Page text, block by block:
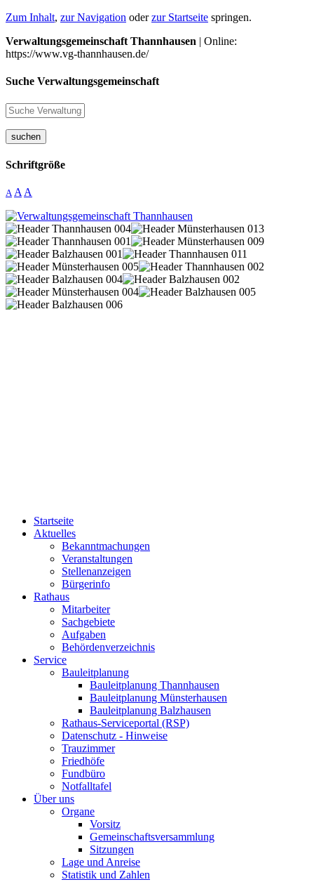
Zum Inhalt, zur Navigation oderzur Startseite springen.
Verwaltungsgemeinschaft Thannhausen | Online:
https://www.vg-thannhausen.de/
Suche Verwaltungsgemeinschaft
suchen
Schriftgröße
A A A
Startseite
Aktuelles
Bekanntmachungen
Veranstaltungen
Stellenanzeigen
Bürgerinfo
Rathaus
Mitarbeiter
Sachgebiete
Aufgaben
Behördenverzeichnis
Service
Bauleitplanung
Bauleitplanung Thannhausen
Bauleitplanung Münsterhausen
Bauleitplanung Balzhausen
Rathaus-Serviceportal (RSP)
Datenschutz - Hinweise
Trauzimmer
Friedhöfe
Fundbüro
Notfalltafel
Über uns
Organe
Vorsitz
Gemeinschaftsversammlung
Sitzungen
Lage und Anreise
Statistik und Zahlen